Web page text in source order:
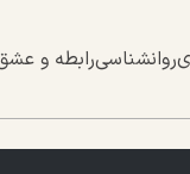
روانشناسیرابطه و